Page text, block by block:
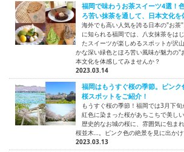
福岡で味わうお茶スイーツ4選！
ろ苦い抹茶を通して、日本文化を
海外でも高い人気を誇る日本の"お茶
に知られる福岡では、八女抹茶をは
たスイーツが楽しめるスポットが沢
かな深い緑色とほろ苦い風味が魅力の"
本文化を体感してみませんか？
2023.03.14
福岡はもうすぐ桜の季節。ピン
桜スポットをご紹介！
もうすぐ桜の季節！福岡では3月下
紅色に染まった桜があちこちで美し
歴史的なお城の桜に、雰囲気に包ま
桜並木…。ピンク色の絶景を見に出か
2023.03.13